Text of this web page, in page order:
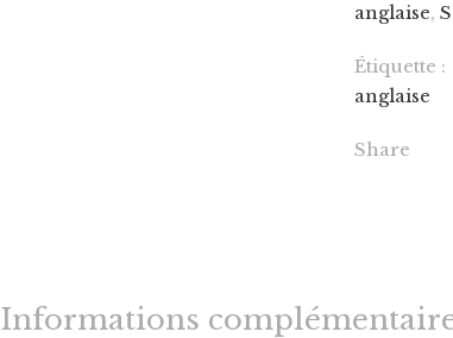
anglaise,
Étiquette :
anglaise
Share
Informations